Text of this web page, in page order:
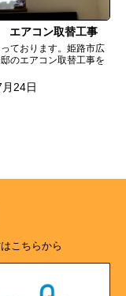
エアコン取替工事
ております。姫路市広
のエアコン取替工事を
24日
こちらから